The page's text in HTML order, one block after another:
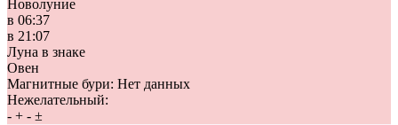
Новолуние
в 06:37
в 21:07
Луна в знаке
Овен
Магнитные бури: Нет данных
Нежелательный:
- + - ±